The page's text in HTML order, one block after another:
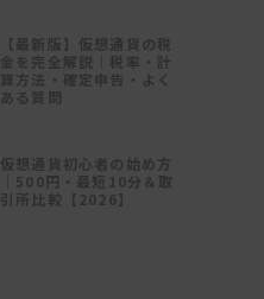
【最新版】仮想通貨の税
金を完全解説｜税率・計
算方法・確定申告・よく
ある質問
仮想通貨初心者の始め方
｜500円・最短10分＆取
引所比較【2026】